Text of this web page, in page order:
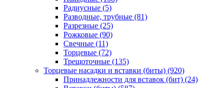
Радиусные (5)
Разводные, трубные (81)
Разрезные (25)
Рожковые (90)
Свечные (11)
Торцевые (72)
Трещоточные (135)
Торцевые насадки и вставки (биты) (920)
Принадлежности для вставок (бит) (24)